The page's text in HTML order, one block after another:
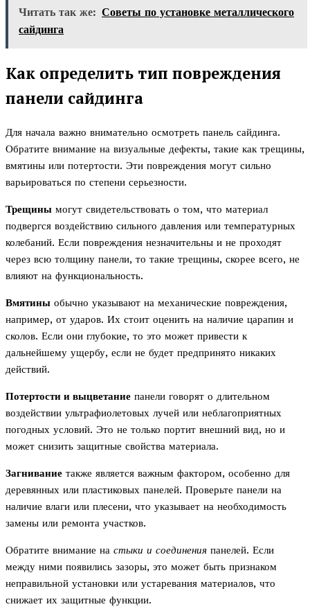
Читать так же: Советы по установке металлического
сайдинга
Как определить тип повреждения
панели сайдинга
Для начала важно внимательно осмотреть панель сайдинга.
Обратите внимание на визуальные дефекты, такие как трещины,
вмятины или потертости. Эти повреждения могут сильно
варьироваться по степени серьезности.
Трещины могут свидетельствовать о том, что материал
подвергся воздействию сильного давления или температурных
колебаний. Если повреждения незначительны и не проходят
через всю толщину панели, то такие трещины, скорее всего, не
влияют на функциональность.
Вмятины обычно указывают на механические повреждения,
например, от ударов. Их стоит оценить на наличие царапин и
сколов. Если они глубокие, то это может привести к
дальнейшему ущербу, если не будет предпринято никаких
действий.
Потертости и выцветание панели говорят о длительном
воздействии ультрафиолетовых лучей или неблагоприятных
погодных условий. Это не только портит внешний вид, но и
может снизить защитные свойства материала.
Загнивание также является важным фактором, особенно для
деревянных или пластиковых панелей. Проверьте панели на
наличие влаги или плесени, что указывает на необходимость
замены или ремонта участков.
Обратите внимание на стыки и соединения панелей. Если
между ними появились зазоры, это может быть признаком
неправильной установки или устаревания материалов, что
снижает их защитные функции.